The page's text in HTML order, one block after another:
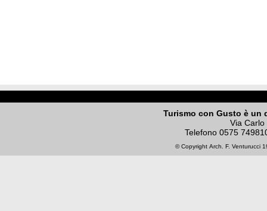
Turismo con Gusto è un
Via
Telefono 0575
© Copyright Arch. F. Venturucci